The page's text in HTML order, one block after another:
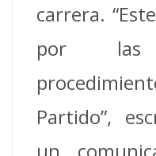
carrera.
por
Partido”,